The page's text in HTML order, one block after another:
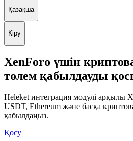
Қазақша
Кіру
XenForo үшін
төлем қабылдауды
Heleket интеграция модулі арқылы
USDT, Ethereum және басқа
қабылдаңыз.
Қосу